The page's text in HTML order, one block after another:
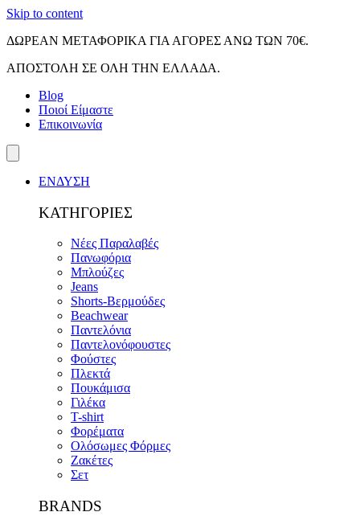
Skip to content
ΔΩΡΕΑΝ ΜΕΤΑΦΟΡΙΚΑ ΓΙΑ ΑΓΟΡΕΣ ΑΝΩ ΤΩΝ 70€.
ΑΠΟΣΤΟΛΗ ΣΕ ΟΛΗ ΤΗΝ ΕΛΛΑΔΑ.
Blog
Ποιοί Είμαστε
Επικοινωνία
ΕΝΔΥΣΗ
ΚΑΤΗΓΟΡΙΕΣ
Νέες Παραλαβές
Πανωφόρια
Μπλούζες
Jeans
Shorts-Βερμούδες
Beachwear
Παντελόνια
Παντελονόφουστες
Φούστες
Πλεκτά
Πουκάμισα
Γιλέκα
T-shirt
Φορέματα
Ολόσωμες Φόρμες
Ζακέτες
Σετ
BRANDS